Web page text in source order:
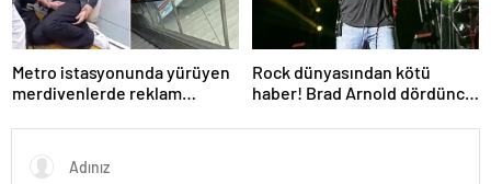
Metro istasyonunda yürüyen
merdivenlerde reklam
düştü
Rock dünyasından kötü
haber! Brad Arnold dördüncü